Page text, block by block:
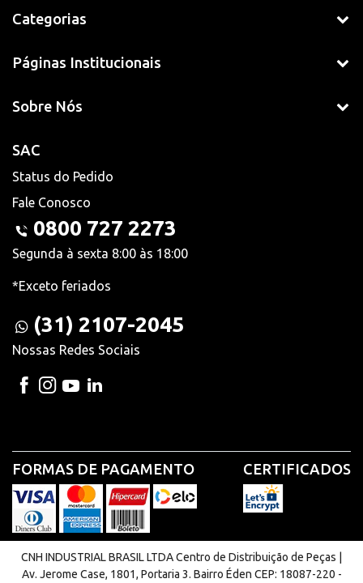
Categorias
Páginas Institucionais
Sobre Nós
SAC
Status do Pedido
Fale Conosco
0800 727 2273
Segunda à sexta 8:00 às 18:00
*Exceto feriados
(31) 2107-2045
Nossas Redes Sociais
FORMAS DE PAGAMENTO CERTIFICADOS
CNH INDUSTRIAL BRASIL LTDA Centro de Distribuição de Peças |
Av. Jerome Case, 1801, Portaria 3. Bairro Éden CEP: 18087-220 -